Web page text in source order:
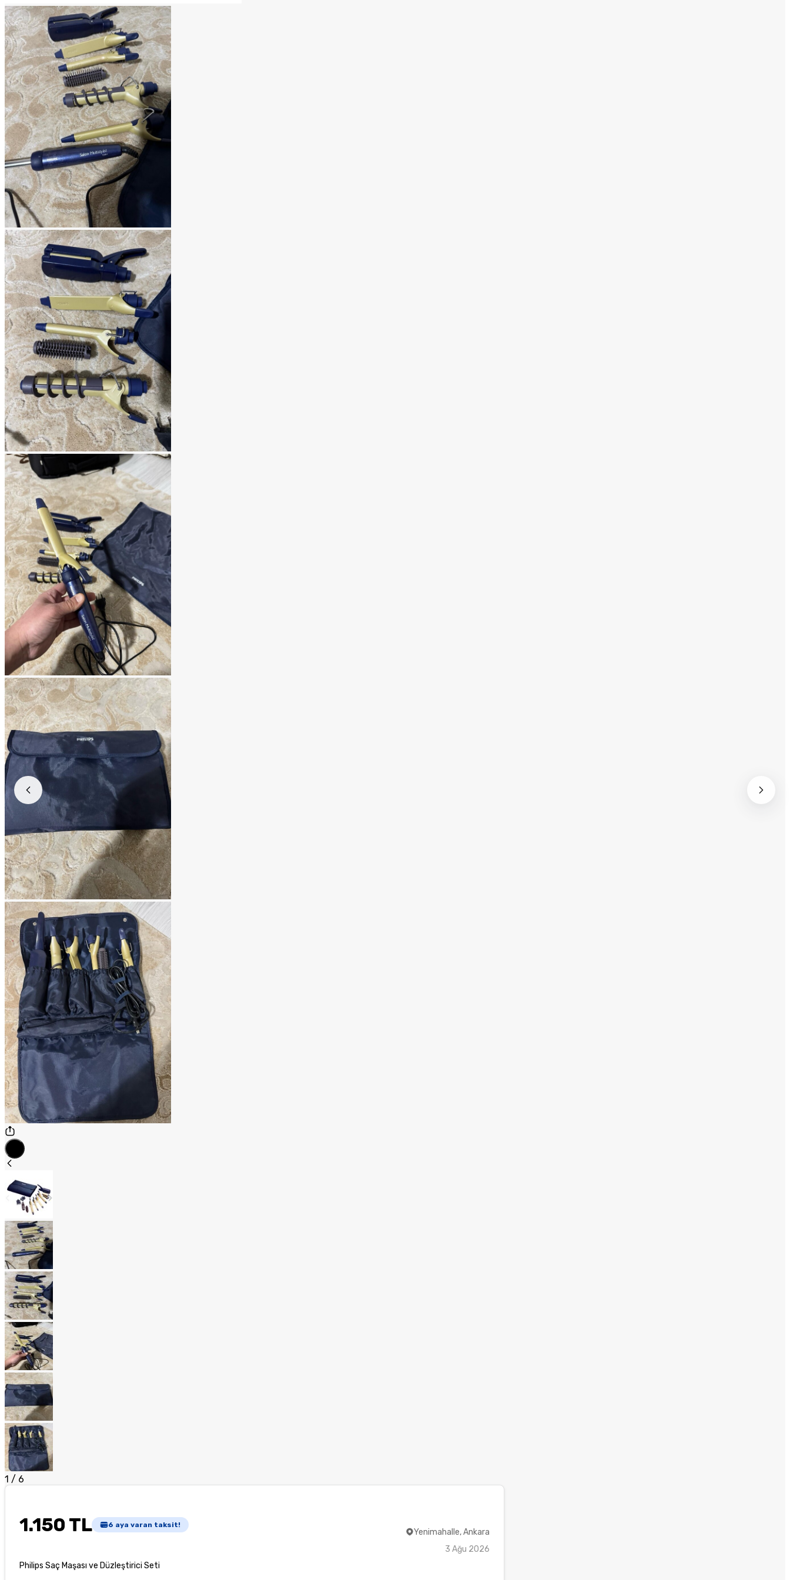
1 / 6
1.150 TL 6 aya varan taksit!
Philips Saç Maşası ve Düzleştirici Seti
Yenimahalle, Ankara
3 Ağu 2026